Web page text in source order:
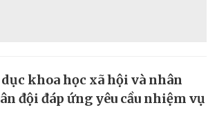
khoa học xã hội và nhân
đội đáp ứng yêu cầu nhiệm vụ